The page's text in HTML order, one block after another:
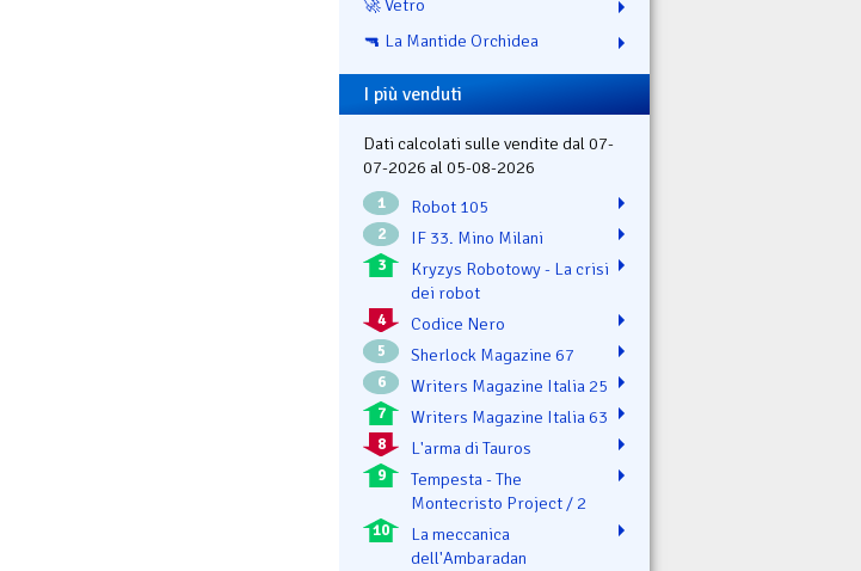
🚀 Vetro
🔫 La Mantide Orchidea
I più venduti
Dati calcolati sulle vendite dal 07-
07-2026 al 05-08-2026
1 Robot 105
2 IF 33. Mino Milani
3
Kryzys Robotowy - La crisi
dei robot
4 Codice Nero
5 Sherlock Magazine 67
6 Writers Magazine Italia 25
7 Writers Magazine Italia 63
8 L'arma di Tauros
9
Tempesta - The
Montecristo Project / 2
10
La meccanica
dell'Ambaradan